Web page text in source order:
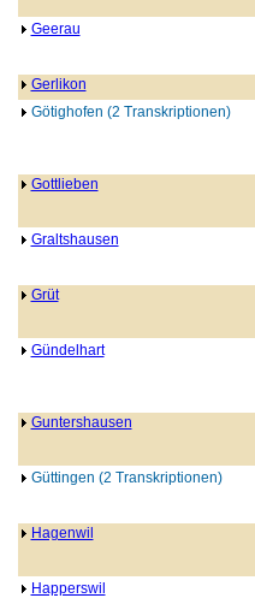
Geerau
Gerlikon
Götighofen (2 Transkriptionen)
Gottlieben
Graltshausen
Grüt
Gündelhart
Guntershausen
Güttingen (2 Transkriptionen)
Hagenwil
Happerswil